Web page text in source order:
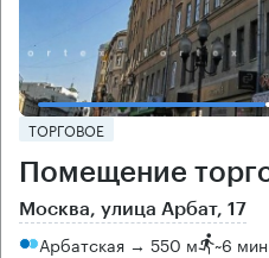
ТОРГОВОЕ
Помещение
Москва, улица Арбат, 17
Арбатская → 550 м ~6 мин